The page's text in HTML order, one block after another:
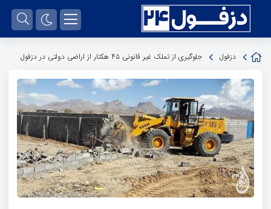
دزفول جلوگیری از تملک غیر قانونی ۴۵ هکتار از اراضی دولتی در دزفول